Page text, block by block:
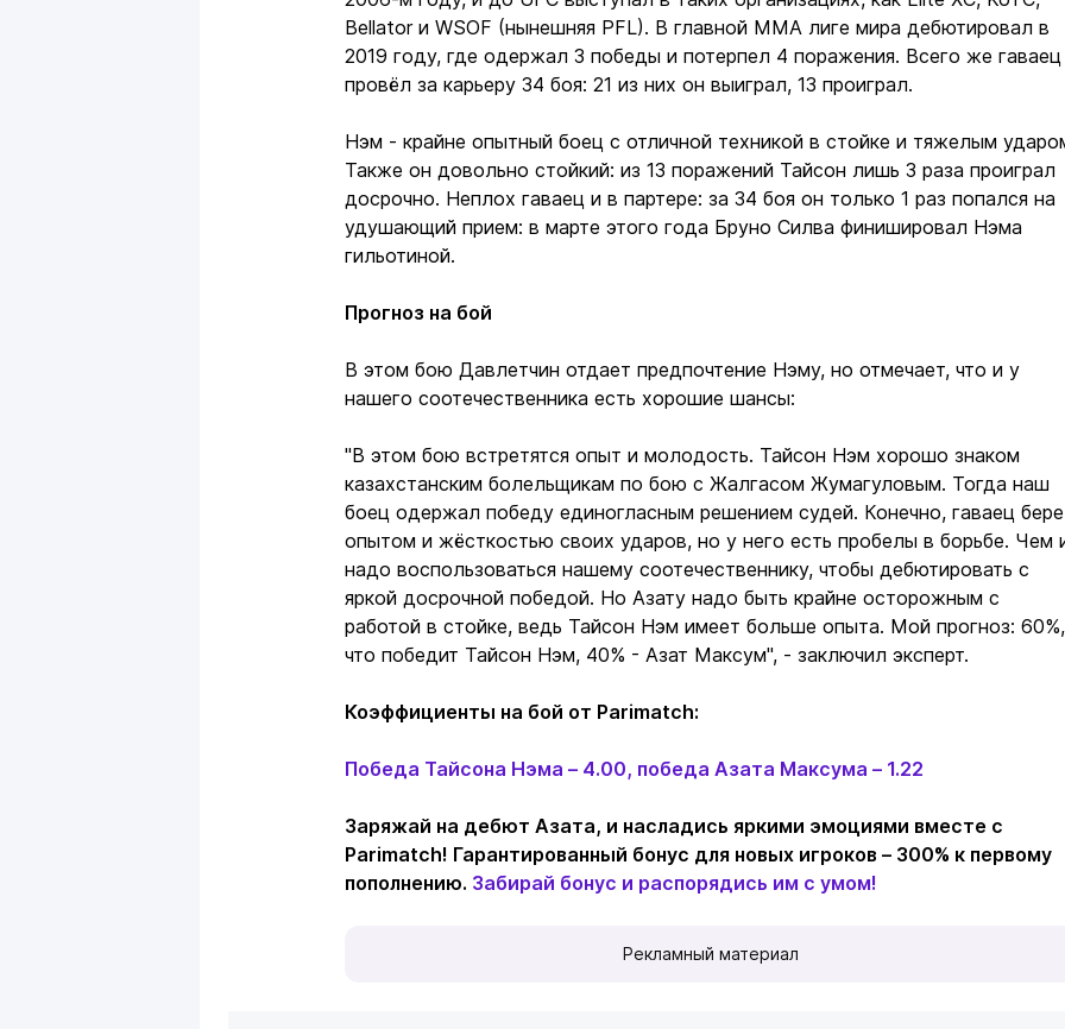
Bellator и WSOF (нынешняя PFL). В главной ММА лиге мира дебютировал в
2019 году, где одержал 3 победы и потерпел 4 поражения. Всего же гаваец
провёл за карьеру 34 боя: 21 из них он выиграл, 13 проиграл.
Нэм - крайне опытный боец с отличной техникой в стойке и тяжелым
Также он довольно стойкий: из 13 поражений Тайсон лишь 3 раза проиграл
досрочно. Неплох гаваец и в партере: за 34 боя он только 1 раз попался на
удушающий прием: в марте этого года Бруно Силва финишировал Нэма
гильотиной.
Прогноз на бой
В этом бою Давлетчин отдает предпочтение Нэму, но отмечает, что и у
нашего соотечественника есть хорошие шансы:
"В этом бою встретятся опыт и молодость. Тайсон Нэм хорошо знаком
казахстанским болельщикам по бою с Жалгасом Жумагуловым. Тогда наш
боец одержал победу единогласным решением судей. Конечно, гаваец
опытом и жёсткостью своих ударов, но у него есть пробелы в борьбе. Чем
надо воспользоваться нашему соотечественнику, чтобы дебютировать с
яркой досрочной победой. Но Азату надо быть крайне осторожным с
работой в стойке, ведь Тайсон Нэм имеет больше опыта. Мой прогноз: 60%,
что победит Тайсон Нэм, 40% - Азат Максум", - заключил эксперт.
Коэффициенты на бой от Parimatch:
Победа Тайсона Нэма – 4.00, победа Азата Максума – 1.22
Заряжай на дебют Азата, и насладись яркими эмоциями вместе с
Parimatch! Гарантированный бонус для новых игроков – 300% к первому
пополнению. Забирай бонус и распорядись им с умом!
Рекламный материал